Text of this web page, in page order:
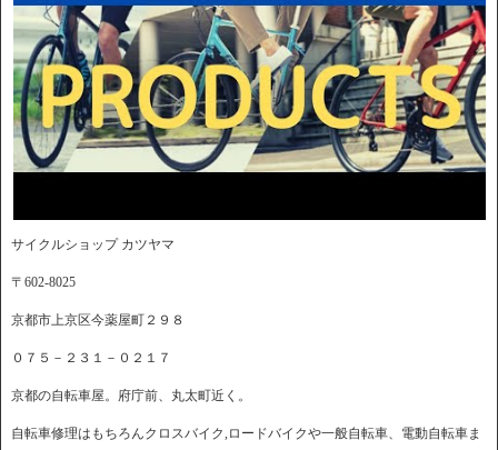
サイクルショップ カツヤマ
〒602-8025
京都市上京区今薬屋町２９８
０７５－２３１－０２１７
京都の自転車屋。府庁前、丸太町近く。
自転車修理はもちろんクロスバイク,ロードバイクや一般自転車、電動自転車ま